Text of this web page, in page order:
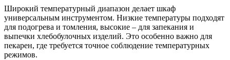
Широкий температурный диапазон делает шкаф
универсальным инструментом. Низкие температуры подходят
для подогрева и томления, высокие – для запекания и
выпечки хлебобулочных изделий. Это особенно важно для
пекарен, где требуется точное соблюдение температурных
режимов.